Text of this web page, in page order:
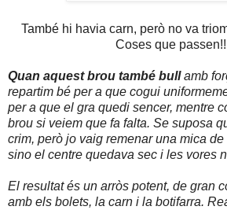
També hi havia carn, però no va
Coses que
Quan aquest brou també bullamb
repartim bé per a que cogui
per a que el gra quedi sencer, mentre
brou si veiem que fa falta. Se suposa
crim, però jo vaig remenar una mica
sino el centre quedava sec i les vores
El resultat és un arròs potent, de gran
amb els bolets, la carn i la botifarra.